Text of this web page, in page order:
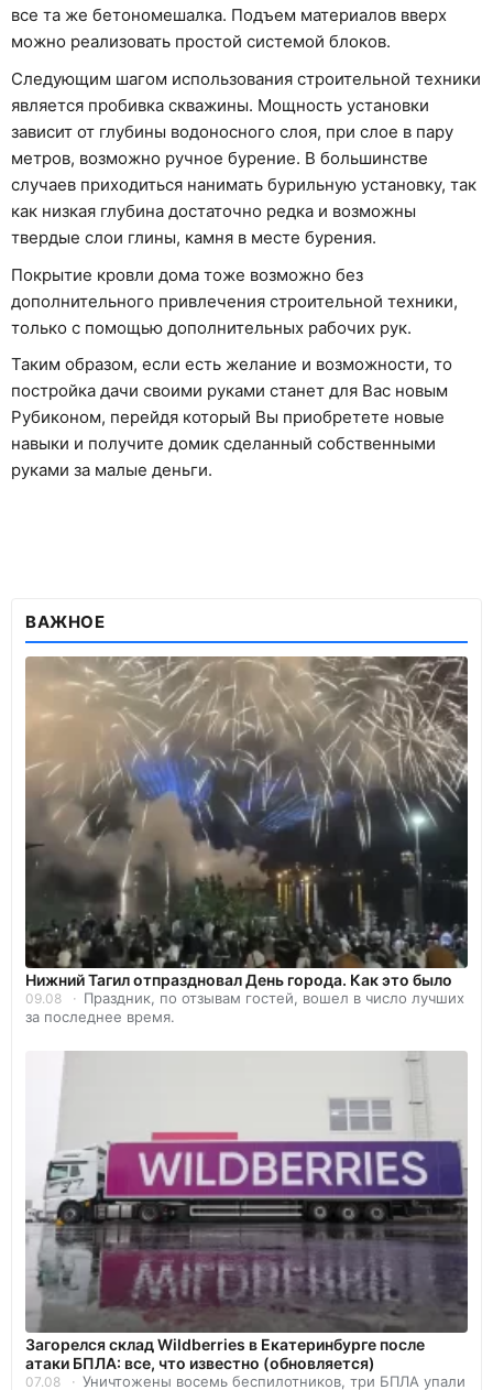
все та же бетономешалка. Подъем материалов вверх
можно реализовать простой системой блоков.
Следующим шагом использования строительной техники
является пробивка скважины. Мощность установки
зависит от глубины водоносного слоя, при слое в пару
метров, возможно ручное бурение. В большинстве
случаев приходиться нанимать бурильную установку, так
как низкая глубина достаточно редка и возможны
твердые слои глины, камня в месте бурения.
Покрытие кровли дома тоже возможно без
дополнительного привлечения строительной техники,
только с помощью дополнительных рабочих рук.
Таким образом, если есть желание и возможности, то
постройка дачи своими руками станет для Вас новым
Рубиконом, перейдя который Вы приобретете новые
навыки и получите домик сделанный собственными
руками за малые деньги.
ВАЖНОЕ
Нижний Тагил отпраздновал День города. Как это было
09.08
Праздник, по отзывам гостей, вошел в число лучших
за последнее время.
Загорелся склад Wildberries в Екатеринбурге после
атаки БПЛА: все, что известно (обновляется)
07.08 Уничтожены восемь беспилотников, три БПЛА упали